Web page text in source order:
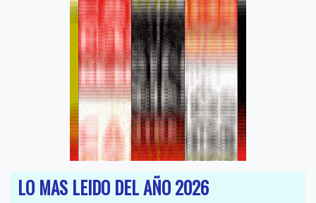
LO MAS LEIDO DEL AÑO 2026